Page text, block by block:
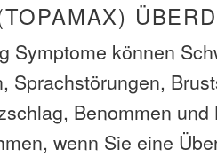
Symptome können
Sprachstörungen,
Benommen
wenn Sie eine